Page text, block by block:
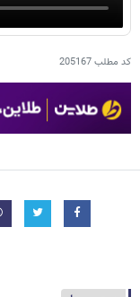
کد مطلب205167